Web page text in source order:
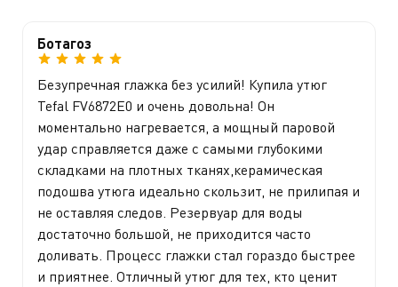
Ботагоз
Безупречная глажка без усилий! Купила утюг
Tefal FV6872E0 и очень довольна! Он
моментально нагревается, а мощный паровой
удар справляется даже с самыми глубокими
складками на плотных тканях,керамическая
подошва утюга идеально скользит, не прилипая и
не оставляя следов. Резервуар для воды
достаточно большой, не приходится часто
доливать. Процесс глажки стал гораздо быстрее
и приятнее. Отличный утюг для тех, кто ценит